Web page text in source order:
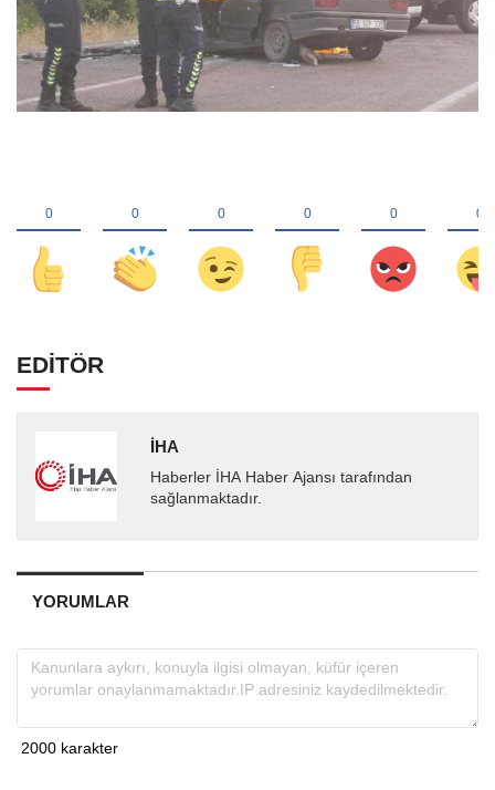
EDİTÖR
İHA
Haberler İHA Haber Ajansı tarafından
sağlanmaktadır.
YORUMLAR